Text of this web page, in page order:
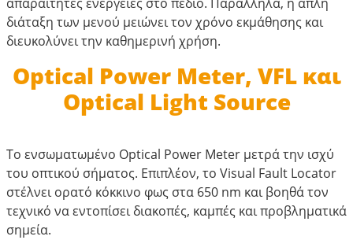
διάταξη των μενού μειώνει τον χρόνο εκμάθησης και
διευκολύνει την καθημερινή χρήση.
Optical Power Meter, VFL και
Optical Light Source
Το ενσωματωμένο Optical Power Meter μετρά την ισχύ
του οπτικού σήματος. Επιπλέον, το Visual Fault Locator
στέλνει ορατό κόκκινο φως στα 650 nm και βοηθά τον
τεχνικό να εντοπίσει διακοπές, καμπές και προβληματικά
σημεία.